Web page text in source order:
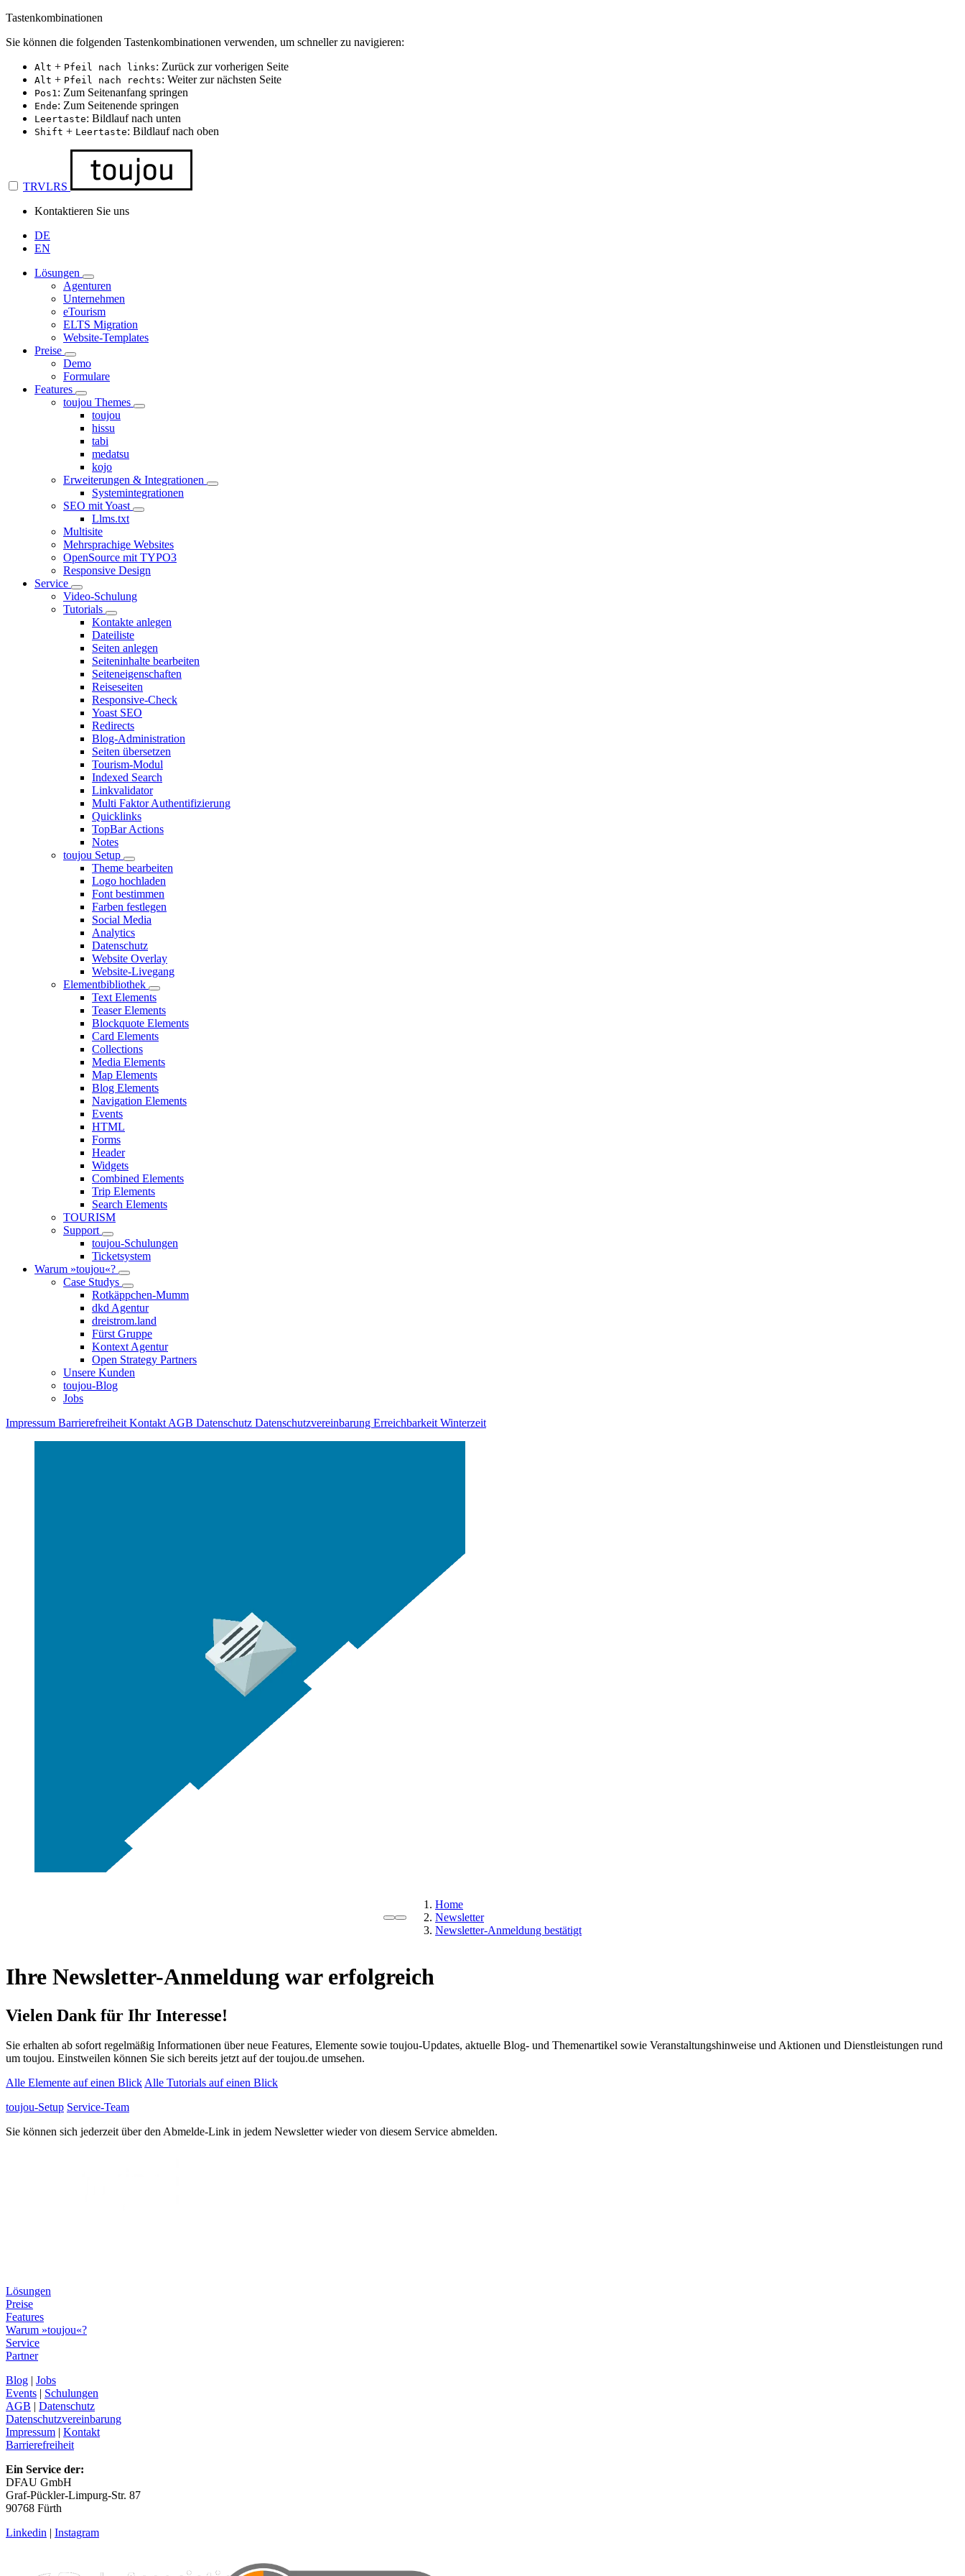
Tastenkombinationen
Sie können die folgenden Tastenkombinationen verwenden, um schneller zu navigieren:
Alt + Pfeil nach links: Zurück zur vorherigen Seite
Alt + Pfeil nach rechts: Weiter zur nächsten Seite
Pos1: Zum Seitenanfang springen
Ende: Zum Seitenende springen
Leertaste: Bildlauf nach unten
Shift + Leertaste: Bildlauf nach oben
TRVLRS
Kontaktieren Sie uns
DE
EN
Lösungen
Agenturen
Unternehmen
eTourism
ELTS Migration
Website-Templates
Preise
Demo
Formulare
Features
toujou Themes
toujou
hissu
tabi
medatsu
kojo
Erweiterungen & Integrationen
Systemintegrationen
SEO mit Yoast
Llms.txt
Multisite
Mehrsprachige Websites
OpenSource mit TYPO3
Responsive Design
Service
Video-Schulung
Tutorials
Kontakte anlegen
Dateiliste
Seiten anlegen
Seiteninhalte bearbeiten
Seiteneigenschaften
Reiseseiten
Responsive-Check
Yoast SEO
Redirects
Blog-Administration
Seiten übersetzen
Tourism-Modul
Indexed Search
Linkvalidator
Multi Faktor Authentifizierung
Quicklinks
TopBar Actions
Notes
toujou Setup
Theme bearbeiten
Logo hochladen
Font bestimmen
Farben festlegen
Social Media
Analytics
Datenschutz
Website Overlay
Website-Livegang
Elementbibliothek
Text Elements
Teaser Elements
Blockquote Elements
Card Elements
Collections
Media Elements
Map Elements
Blog Elements
Navigation Elements
Events
HTML
Forms
Header
Widgets
Combined Elements
Trip Elements
Search Elements
TOURISM
Support
toujou-Schulungen
Ticketsystem
Warum »toujou«?
Case Studys
Rotkäppchen-Mumm
dkd Agentur
dreistrom.land
Fürst Gruppe
Kontext Agentur
Open Strategy Partners
Unsere Kunden
toujou-Blog
Jobs
Impressum Barrierefreiheit Kontakt AGB Datenschutz Datenschutzvereinbarung Erreichbarkeit Winterzeit
Home
Newsletter
Newsletter-Anmeldung bestätigt
Ihre Newsletter-Anmeldung war erfolgreich
Vielen Dank für Ihr Interesse!
Sie erhalten ab sofort regelmäßig Informationen über neue Features, Elemente sowie toujou-Updates, aktuelle Blog- und Themenartikel sowie Veranstaltungshinweise und Aktionen und Dienstleistungen rund
um toujou. Einstweilen können Sie sich bereits jetzt auf der toujou.de umsehen.
Alle Elemente auf einen BlickAlle Tutorials auf einen Blick
toujou-Setup Service-Team
Sie können sich jederzeit über den Abmelde-Link in jedem Newsletter wieder von diesem Service abmelden.
Lösungen
Preise
Features
Warum »toujou«?
Service
Partner
Blog
Jobs
Events
Schulungen
AGB
Datenschutz
Datenschutzvereinbarung
Impressum
Kontakt
Barrierefreiheit
Ein Service der:
DFAU GmbH
Graf-Pückler-Limpurg-Str. 87
90768 Fürth
Linkedin
Instagram